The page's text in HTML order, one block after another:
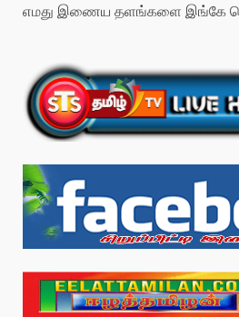
எமது இணைய தளங்களை இங்கே